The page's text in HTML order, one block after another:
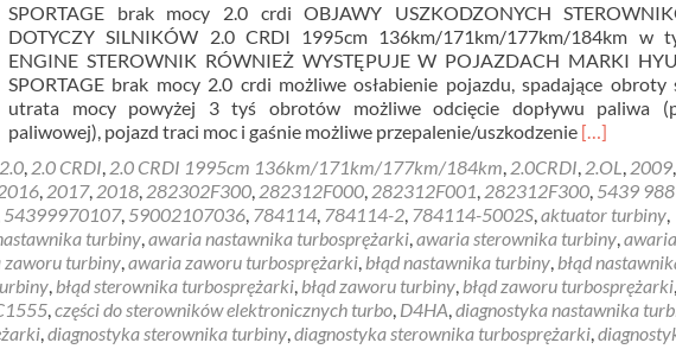
SPORTAGE brak mocy 2.0 crdi OBJAWY USZKODZONYCH
DOTYCZY SILNIKÓW 2.0 CRDI 1995cm 136km/171km/177km/184km w
ENGINE STEROWNIK RÓWNIEŻ WYSTĘPUJE W POJAZDACH MARKI
SPORTAGE brak mocy 2.0 crdi możliwe osłabienie pojazdu, spadające obroty
utrata mocy powyżej 3 tyś obrotów możliwe odcięcie dopływu paliwa
paliwowej), pojazd traci moc i gaśnie możliwe przepalenie/uszkodzenie Read
about
SPORTAGE
brak
mocy
2.0
crdi
[…]
2.0, 2.0 CRDI, 2.0 CRDI 1995cm 136km/171km/177km/184km, 2.0CRDI, 2.OL, 2009,
, 2017, 2018, 282302F300, 282312F000, 282312F001, 282312F300, 5439
54399970107, 59002107036, 784114, 784114-2, 784114-5002S,aktuator turbiny,
turbiny,awaria nastawnika turbosprężarki,awaria sterownika turbiny,awaria
zaworu turbiny,awaria zaworu turbosprężarki, błąd nastawnika turbiny, błąd
, błąd sterownika turbosprężarki, błąd zaworu turbiny, błąd zaworu turbosprężarki,
,części do sterowników elektronicznych turbo, D4HA,diagnostyka nastawnika
,diagnostyka sterownika turbiny,diagnostyka sterownika turbosprężarki,